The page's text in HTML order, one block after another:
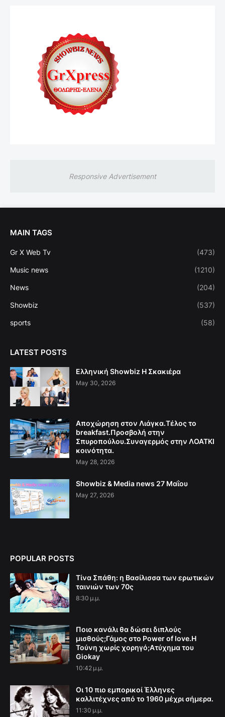
Responsive Advertisement
MAIN TAGS
Gr X Web Tv (473)
Music news (1210)
News (204)
Showbiz (537)
sports (58)
LATEST POSTS
Ελληνική Showbiz Η Σκακιέρα
May 30, 2026
Αποχώρηση στον Λιάγκα.Τέλος το
breakfast.Προσβολή στην
Σπυροπούλου.Συναγερμός στην ΛΟΑΤΚΙ
κοινότητα.
May 28, 2026
Showbiz & Media news 27 Μαΐου
May 27, 2026
POPULAR POSTS
Τίνα Σπάθη: η Βασίλισσα των ερωτικών
ταινιών των 70ς
8:30 μ.μ.
Ποιο κανάλι θα δώσει διπλούς
μισθούς;Γάμος στο Power of love.Η
Τούνη χωρίς χορηγό;Aτύχημα του
Giokay
10:42 μ.μ.
Οι 10 πιο εμπορικοί Έλληνες
καλλιτέχνες από το 1960 μέχρι σήμερα.
11:30 μ.μ.